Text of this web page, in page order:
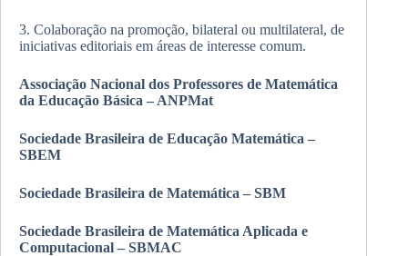
3. Colaboração na promoção, bilateral ou multilateral, de
iniciativas editoriais em áreas de interesse comum.
Associação Nacional dos Professores de Matemática
da Educação Básica – ANPMat
Sociedade Brasileira de Educação Matemática –
SBEM
Sociedade Brasileira de Matemática – SBM
Sociedade Brasileira de Matemática Aplicada e
Computacional – SBMAC